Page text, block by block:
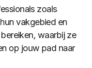
zoals
vakgebied en
waarbij ze
op jouw pad naar